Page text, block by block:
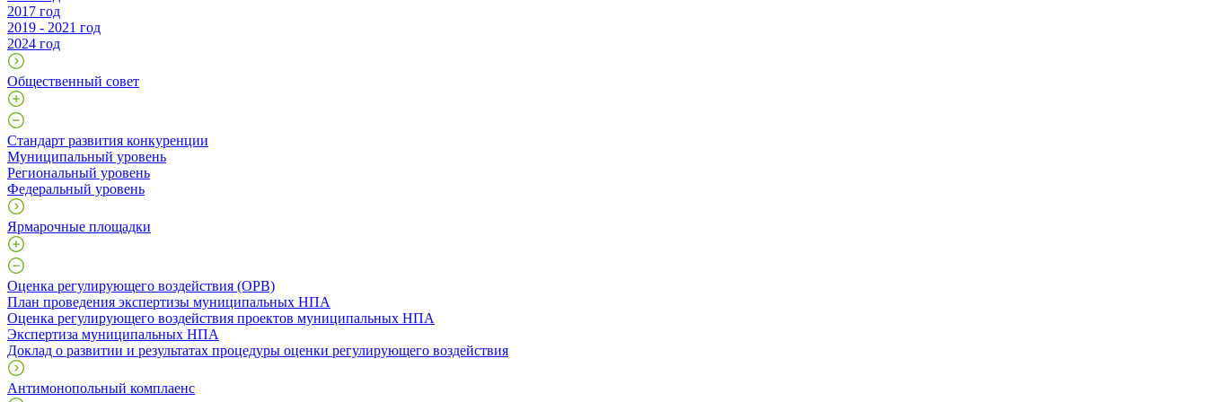
2017 год
2019 - 2021 год
2024 год
Общественный совет
Стандарт развития конкуренции
Муниципальный уровень
Региональный уровень
Федеральный уровень
Ярмарочные площадки
Оценка регулирующего воздействия (ОРВ)
План проведения экспертизы муниципальных НПА
Оценка регулирующего воздействия проектов муниципальных НПА
Экспертиза муниципальных НПА
Доклад о развитии и результатах процедуры оценки регулирующего воздействия
Антимонопольный комплаенс